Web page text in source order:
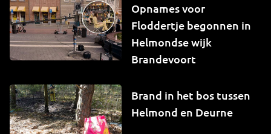
Opnames voor
Floddertje begonnen in
Helmondse wijk
Brandevoort
Brand in het bos tussen
Helmond en Deurne